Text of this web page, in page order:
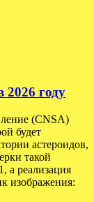
2026 году
(CNSA)
будет
астероидов,
такой
а реализация
изображения: